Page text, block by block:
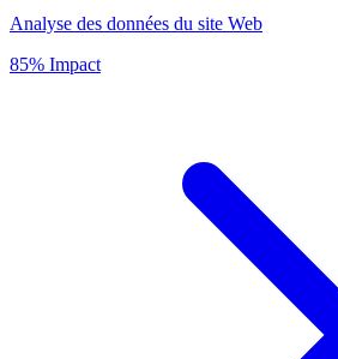
Analyse des données du site Web
85% Impact